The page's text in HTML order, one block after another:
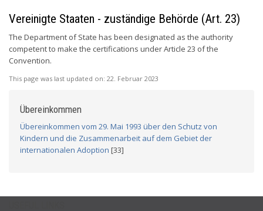
Vereinigte Staaten - zuständige Behörde (Art. 23)
The Department of State has been designated as the authority
competent to make the certifications under Article 23 of the
Convention.
This page was last updated on: 22. Februar 2023
Übereinkommen
Übereinkommen vom 29. Mai 1993 über den Schutz von
Kindern und die Zusammenarbeit auf dem Gebiet der
internationalen Adoption [33]